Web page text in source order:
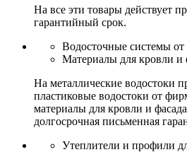
На все эти товары действует
гарантийный срок.
Водосточные системы от
Материалы для кровли и
На металлические водостоки
пластиковые водостоки от
материалы для кровли и
долгосрочная письменная
Утеплители и профили